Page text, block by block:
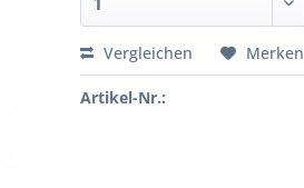
Vergleichen Merken
Artikel-Nr.: